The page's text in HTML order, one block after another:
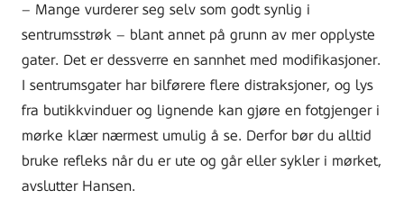
– Mange vurderer seg selv som godt synlig i
sentrumsstrøk – blant annet på grunn av mer opplyste
gater. Det er dessverre en sannhet med modifikasjoner.
I sentrumsgater har bilførere flere distraksjoner, og lys
fra butikkvinduer og lignende kan gjøre en fotgjenger i
mørke klær nærmest umulig å se. Derfor bør du alltid
bruke refleks når du er ute og går eller sykler i mørket,
avslutter Hansen.